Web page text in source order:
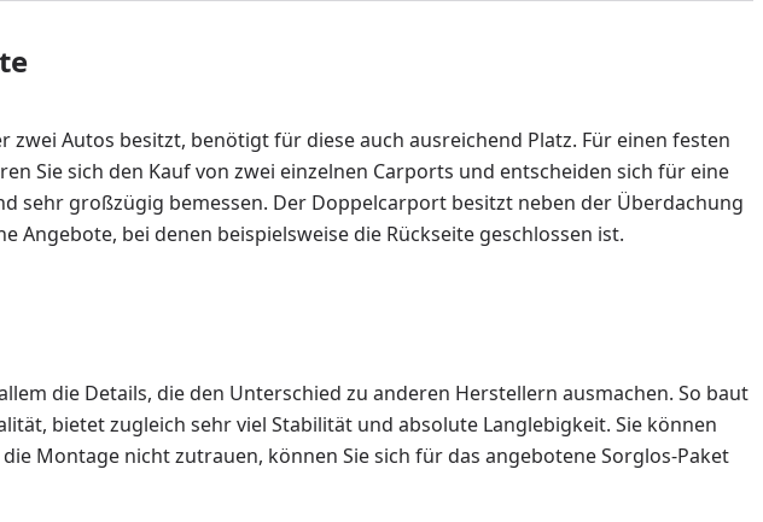
Autos besitzt, benötigt für diese auch ausreichend Platz. Für einen festen
Sie sich den Kauf von zwei einzelnen Carports und entscheiden sich für eine
sehr großzügig bemessen. Der Doppelcarport besitzt neben der Überdachung
Angebote, bei denen beispielsweise die Rückseite geschlossen ist.
die Details, die den Unterschied zu anderen Herstellern ausmachen. So baut
bietet zugleich sehr viel Stabilität und absolute Langlebigkeit. Sie können
Montage nicht zutrauen, können Sie sich für das angebotene Sorglos-Paket